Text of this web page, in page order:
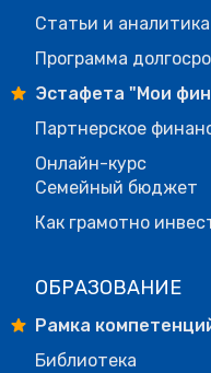
Статьи и аналитика
Программа
Эстафета "Мои
Партнерское
Онлайн-курс
Семейный бюджет
Как грамотно
ОБРАЗОВАНИЕ
Рамка
Библиотека